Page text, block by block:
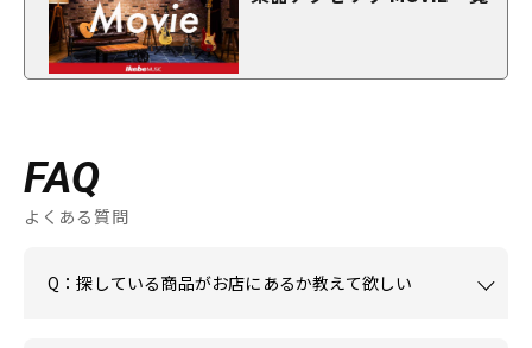
FAQ
よくある質問
Q：探している商品がお店にあるか教えて欲しい